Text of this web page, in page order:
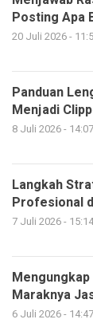
Posting Apa
20 Juli 2026 -
Panduan
Menjadi
8 Juli 2026 -
Langkah
Profesional
7 Juli 2026 -
Maraknya
6 Juli 2026 -